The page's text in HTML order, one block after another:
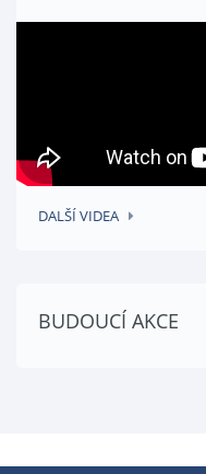
DALŠÍ VIDEA
BUDOUCÍ AKCE